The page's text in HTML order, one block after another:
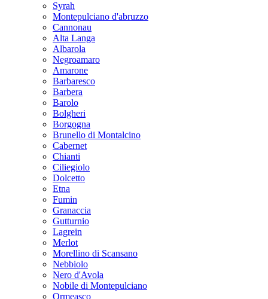
Syrah
Montepulciano d'abruzzo
Cannonau
Alta Langa
Albarola
Negroamaro
Amarone
Barbaresco
Barbera
Barolo
Bolgheri
Borgogna
Brunello di Montalcino
Cabernet
Chianti
Ciliegiolo
Dolcetto
Etna
Fumin
Granaccia
Gutturnio
Lagrein
Merlot
Morellino di Scansano
Nebbiolo
Nero d'Avola
Nobile di Montepulciano
Ormeasco